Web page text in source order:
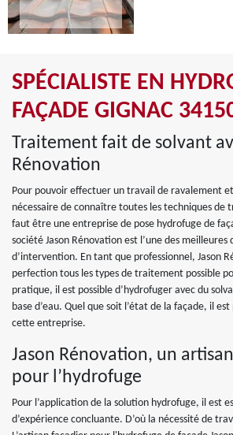
SPÉCIALISTE EN
FAÇADE GIGNAC
Traitement fait de solvant
Rénovation
Pour pouvoir effectuer un travail de ravalement
nécessaire de connaître toutes les techniques
faut être une entreprise de pose hydrofuge de
société Jason Rénovation est l’une des meilleures
d’intervention. En tant que professionnel, Jason
perfection tous les types de traitement possible
pratique, il est possible d’hydrofuger avec du
base d’eau. Quel que soit l’état de la façade, il
cette entreprise.
Jason Rénovation, un
pour l’hydrofuge
Pour l’application de la solution hydrofuge, il est
d’expérience concluante. D’où la nécessité de